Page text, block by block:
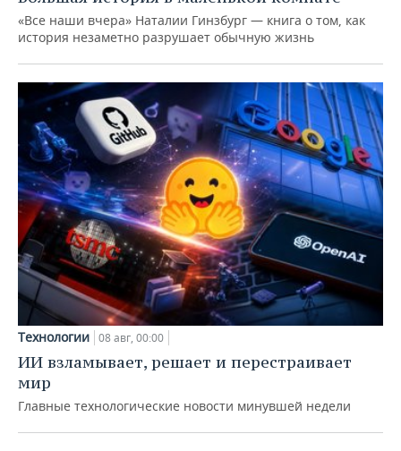
«Все наши вчера» Наталии Гинзбург — книга о том, как
история незаметно разрушает обычную жизнь
Технологии 08 авг, 00:00
ИИ взламывает, решает и перестраивает
мир
Главные технологические новости минувшей недели